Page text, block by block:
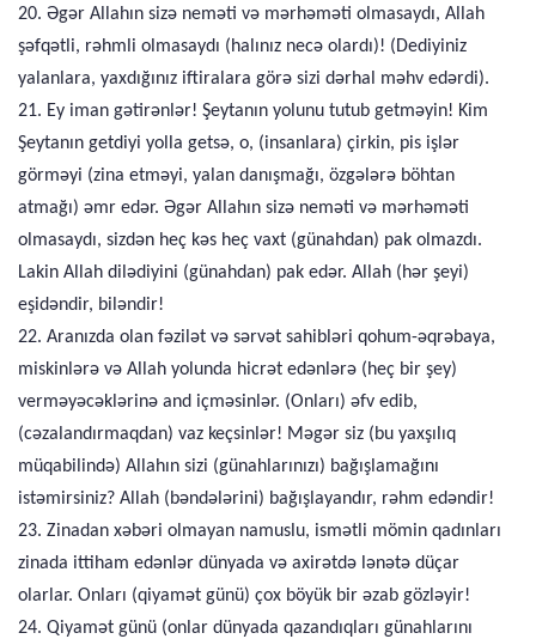
20. Əgər Allahın sizə neməti və mərhəməti olmasaydı, Allah
şəfqətli, rəhmli olmasaydı (halınız necə olardı)! (Dediyiniz
yalanlara, yaxdığınız iftiralara görə sizi dərhal məhv edərdi).
21. Ey iman gətirənlər! Şeytanın yolunu tutub getməyin! Kim
Şeytanın getdiyi yolla getsə, o, (insanlara) çirkin, pis işlər
görməyi (zina etməyi, yalan danışmağı, özgələrə böhtan
atmağı) əmr edər. Əgər Allahın sizə neməti və mərhəməti
olmasaydı, sizdən heç kəs heç vaxt (günahdan) pak olmazdı.
Lakin Allah dilədiyini (günahdan) pak edər. Allah (hər şeyi)
eşidəndir, biləndir!
22. Aranızda olan fəzilət və sərvət sahibləri qohum-əqrəbaya,
miskinlərə və Allah yolunda hicrət edənlərə (heç bir şey)
verməyəcəklərinə and içməsinlər. (Onları) əfv edib,
(cəzalandırmaqdan) vaz keçsinlər! Məgər siz (bu yaxşılıq
müqabilində) Allahın sizi (günahlarınızı) bağışlamağını
istəmirsiniz? Allah (bəndələrini) bağışlayandır, rəhm edəndir!
23. Zinadan xəbəri olmayan namuslu, ismətli mömin qadınları
zinada ittiham edənlər dünyada və axirətdə lənətə düçar
olarlar. Onları (qiyamət günü) çox böyük bir əzab gözləyir!
24. Qiyamət günü (onlar dünyada qazandıqları günahlarını